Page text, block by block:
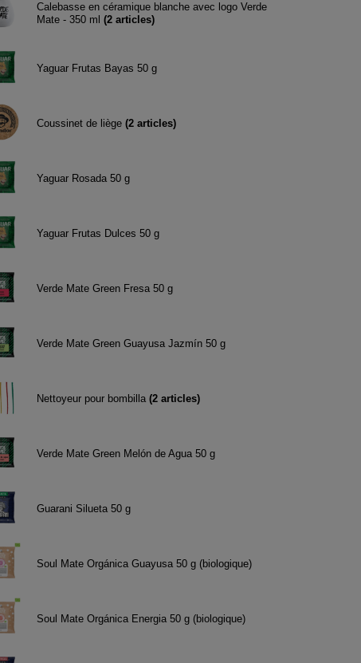
Calebasse en céramique blanche avec logo Verde
Mate - 350 ml (2 articles)
Yaguar Frutas Bayas 50 g
Coussinet de liège (2 articles)
Yaguar Rosada 50 g
Yaguar Frutas Dulces 50 g
Verde Mate Green Fresa 50 g
Verde Mate Green Guayusa Jazmín 50 g
Nettoyeur pour bombilla (2 articles)
Verde Mate Green Melón de Agua 50 g
Guarani Silueta 50 g
Soul Mate Orgánica Guayusa 50 g (biologique)
Soul Mate Orgánica Energia 50 g (biologique)